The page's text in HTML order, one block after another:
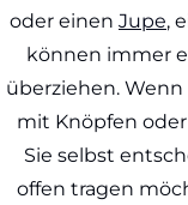
oder einen Jupe,
können immer
überziehen.
mit Knöpfen
Sie selbst
offen tragen